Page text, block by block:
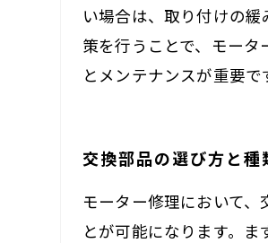
い場合は、取り付けの
策を行うことで、モー
とメンテナンスが重要で
交換部品の選び方と種
モーター修理において
とが可能になります。